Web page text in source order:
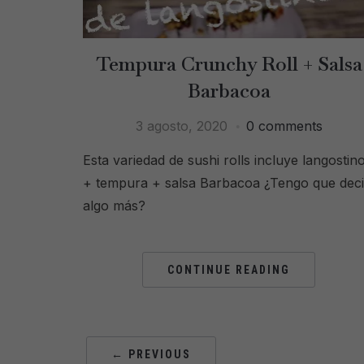
Tempura Crunchy Roll + Salsa
Barbacoa
3 agosto, 2020 0 comments
Esta variedad de sushi rolls incluye
+ tempura + salsa Barbacoa ¿Tengo que
algo más?
CONTINUE READING
← PREVIOUS